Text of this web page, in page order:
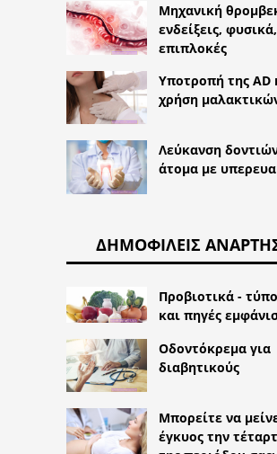
Μηχανική
ενδείξεις, φυσικά,
επιπλοκές
Υποτροπή της AD
χρήση
Λεύκανση
άτομα με
ΔΗΜΟΦΙΛΕΊΣ
Προβιοτικά -
και πηγές
Οδοντόκρεμα για
διαβητικούς
Μπορείτε να
έγκυος την